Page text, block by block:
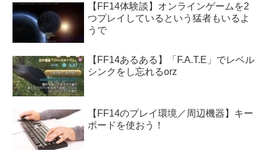
【FF14体験談】オンラインゲームを2
つプレイしているという猛者もいるよ
うで
【FF14あるある】「F.A.T.E」でレベル
シンクをし忘れるorz
【FF14のプレイ環境／周辺機器】キー
ボードを使おう！